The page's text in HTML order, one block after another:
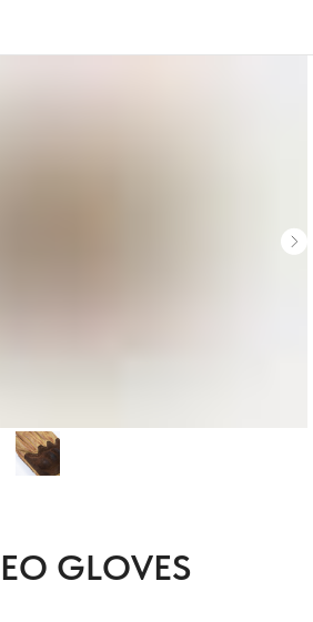
GLOVES